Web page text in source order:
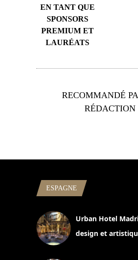
EN TANT QUE
SPONSORS
PREMIUM ET
LAURÉATS
RECOMMANDÉ
RÉDACTION
ESPAGNE
Urban Hotel
design et